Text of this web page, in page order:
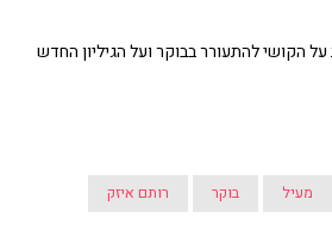
הקושי להתעורר בבוקר ועל הגיליון החדש
מעיל בוקר רותם איזק